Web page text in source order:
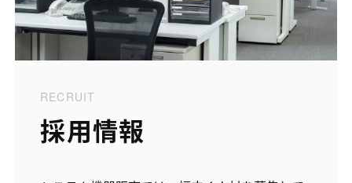
RECRUIT
採用情報